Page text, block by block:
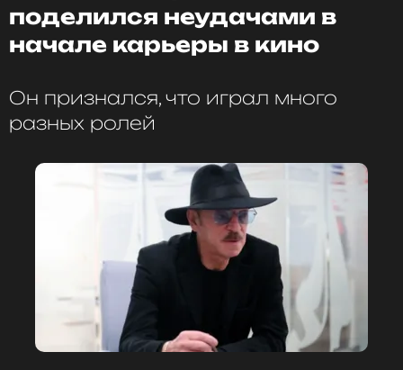
поделился неудачами в
начале карьеры в кино
Он признался, что играл много
разных ролей